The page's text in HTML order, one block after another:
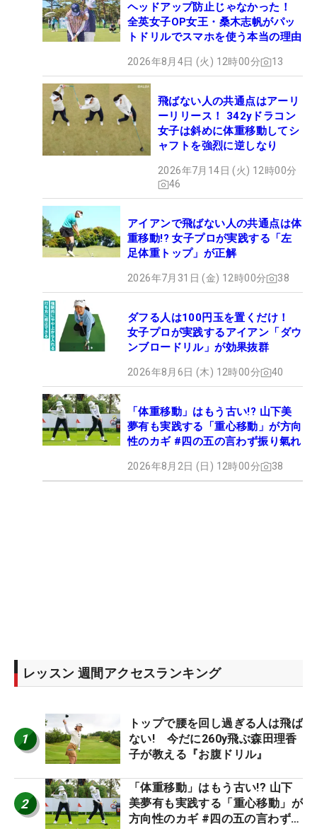
ヘッドアップ防止じゃなかった！
全英女子OP女王・桑木志帆がパッ
トドリルでスマホを使う本当の理由
2026年8月4日 (火) 12時00分 13
飛ばない人の共通点はアーリ
ーリリース！ 342yドラコン
女子は斜めに体重移動してシ
ャフトを強烈に逆しなり
2026年7月14日 (火) 12時00分
46
アイアンで飛ばない人の共通点は体
重移動!? 女子プロが実践する「左
足体重トップ」が正解
2026年7月31日 (金) 12時00分 38
ダフる人は100円玉を置くだけ！
女子プロが実践するアイアン「ダウ
ンブロードリル」が効果抜群
2026年8月6日 (木) 12時00分 40
「体重移動」はもう古い!? 山下美
夢有も実践する「重心移動」が方向
性のカギ #四の五の言わず振り氣れ
2026年8月2日 (日) 12時00分 38
レッスン 週間アクセスランキング
1
トップで腰を回し過ぎる人は飛ば
ない! 今だに260y飛ぶ森田理香
子が教える『お腹ドリル』
2
「体重移動」はもう古い!? 山下
美夢有も実践する「重心移動」が
方向性のカギ #四の五の言わず振